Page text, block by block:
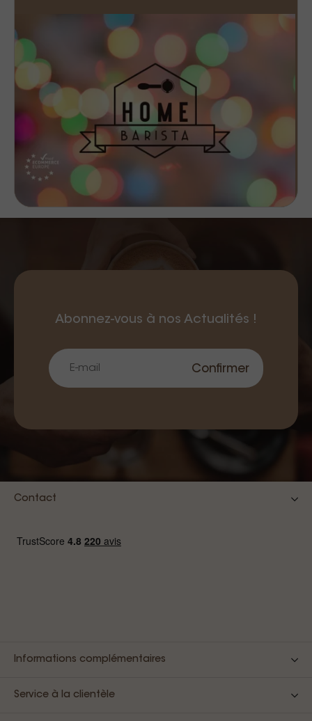
Abonnez-vous à nos Actualités !
Confirmer
Contact
Informations complémentaires
Service à la clientèle